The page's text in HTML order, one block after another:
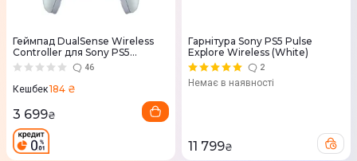
Геймпад DualSense Wireless
Controller для Sony PS5
Chrome Pearl 46
Кешбек184 ₴
3 699₴
Гарнітура Sony PS5 Pulse
Explore Wireless (White)
2
Немає в наявності
11 799₴